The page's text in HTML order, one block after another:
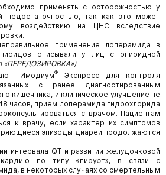
применять с осторожностью у
недостаточностью, так как это может
воздействию на ЦНС вследствие
применение лоперамида в
описывали у лиц с опиоидной
«ПЕРЕДОЗИРОВКА»).
Имодиум®Экспресс для контроля
с ранее диагностированным
кишечника, и клиническое улучшение не
часов, прием лоперамида гидрохлорида
с врачом. Пациентам
к врачу, если характер их симптомов
эпизоды диареи продолжаются
интервала QT и развитии желудочковой
по типу «пируэт», в связи с
в некоторых случаях со смертельным